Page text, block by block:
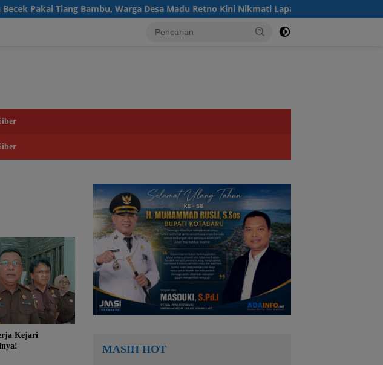
Tiang Bambu, Warga Desa Madu Retno Kini Nikmati Lapangan Voli Permanen Berkat
Kejari
MASIH HOT